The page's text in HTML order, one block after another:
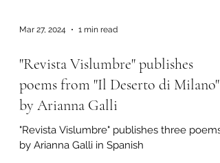
Mar 27, 2024 1 min read
"Revista Vislumbre" publishes
poems from "Il Deserto di Milano"
by Arianna Galli